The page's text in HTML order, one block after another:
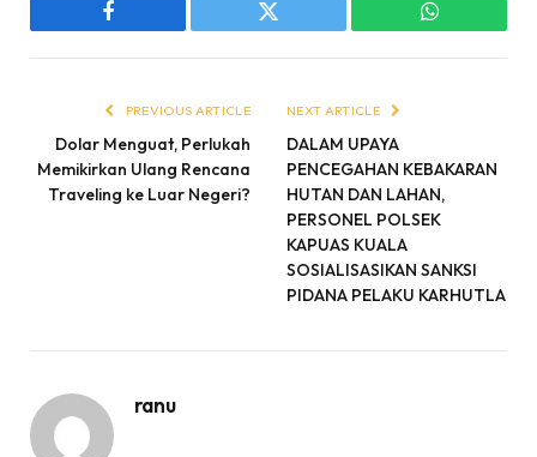
Facebook Twitter WhatsApp
PREVIOUS ARTICLE
Dolar Menguat, Perlukah
Memikirkan Ulang Rencana
Traveling ke Luar Negeri?
NEXT ARTICLE
DALAM UPAYA
PENCEGAHAN KEBAKARAN
HUTAN DAN LAHAN,
PERSONEL POLSEK
KAPUAS KUALA
SOSIALISASIKAN SANKSI
PIDANA PELAKU KARHUTLA
ranu